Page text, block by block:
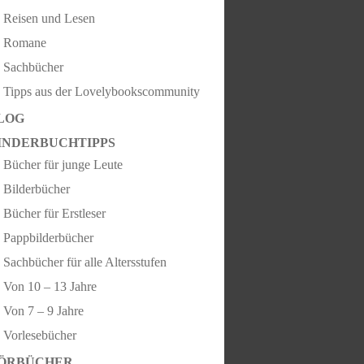
Reisen und Lesen
Romane
Sachbücher
Tipps aus der Lovelybookscommunity
Bücher für junge Leute
Bilderbücher
Bücher für Erstleser
Pappbilderbücher
Sachbücher für alle Altersstufen
Von 10 – 13 Jahre
Von 7 – 9 Jahre
Vorlesebücher